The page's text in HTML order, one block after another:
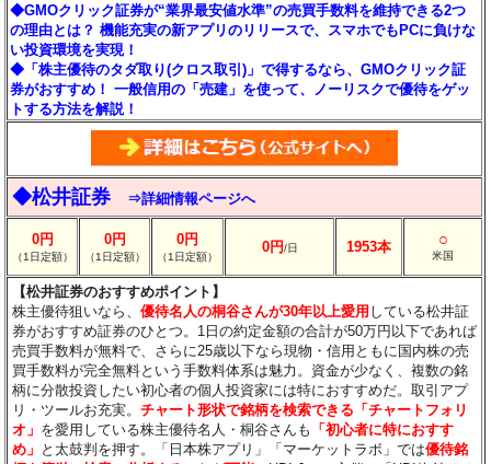
◆GMOクリック証券が“業界最安値水準”の売買手数料を維持できる2つ
の理由とは？ 機能充実の新アプリのリリースで、スマホでもPCに負けな
い投資環境を実現！
◆「株主優待のタダ取り(クロス取引)」で得するなら、GMOクリック証
券がおすすめ！ 一般信用の「売建」を使って、ノーリスクで優待をゲッ
トする方法を解説！
◆松井証券 ⇒詳細情報ページへ
0円
（1日定額）
0円
（1日定額）
0円
（1日定額）
0円/日 1953本 ○
米国
【松井証券のおすすめポイント】
株主優待狙いなら、優待名人の桐谷さんが30年以上愛用 している松井証
券がおすすめ証券のひとつ。1日の約定金額の合計が50万円以下であれば
売買手数料が無料で、さらに25歳以下なら現物・信用ともに国内株の売
買手数料が完全無料という手数料体系は魅力。資金が少なく、複数の銘
柄に分散投資したい初心者の個人投資家には特におすすめだ。取引アプ
リ・ツールお充実。チャート形状で銘柄を検索できる「チャートフォリ
オ」 を愛用している株主優待名人・桐谷さんも 「初心者に特におすす
め」 と太鼓判を押す。「日本株アプリ」「マーケットラボ」では優待銘